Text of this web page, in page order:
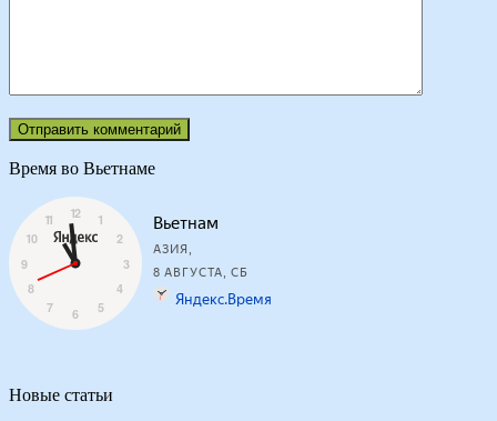
Время во Вьетнаме
Новые статьи